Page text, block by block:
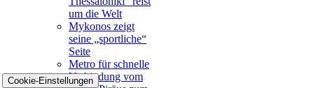
um die Welt
Mykonos zeigt
seine „sportliche“
Seite
Metro für schnelle
Verbindung vom
Cookie-Einstellungen